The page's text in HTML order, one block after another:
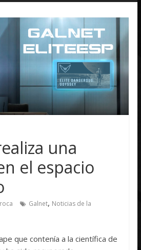
una
el espacio
Galnet, Noticias de la
que contenía a la científica de